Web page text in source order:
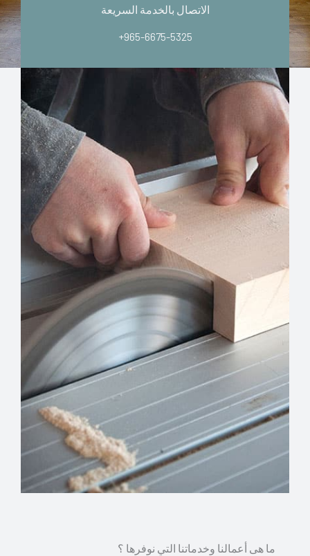
الاتصال بالخدمة السريعة
+965-6675-5325
ما هى أعمالنا وخدماتنا التي نوفرها ؟